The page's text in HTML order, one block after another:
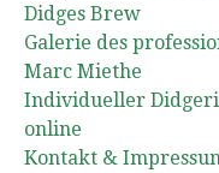
Didges Brew
Galerie des
Marc Miethe
Individueller
online
Kontakt &